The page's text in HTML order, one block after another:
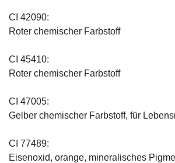
CI 42090:
Roter chemischer Farbstoff
CI 45410:
Roter chemischer Farbstoff
CI 47005:
Gelber chemischer Farbstoff, für
CI 77489:
Eisenoxid, orange, mineralisches